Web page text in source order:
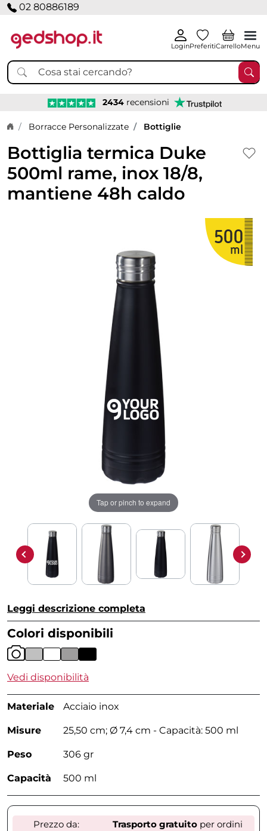
02 80886189
LoginPreferitiCarrelloMenu
2434 recensioni
Home page
Borracce Personalizzate Bottiglie
Bottiglia termica Duke
500ml rame, inox 18/8,
mantiene 48h caldo
Tap or pinch to expand
Leggi descrizione completa
Colori disponibili
Vedi disponibilità
Materiale Acciaio inox
Misure 25,50 cm; Ø 7,4 cm - Capacità: 500 ml
Peso 306 gr
Capacità 500 ml
Prezzo da:
Trasporto gratuitoper ordini